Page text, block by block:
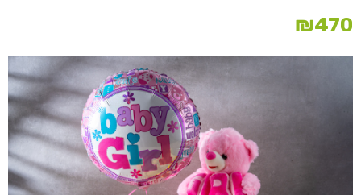
₪470